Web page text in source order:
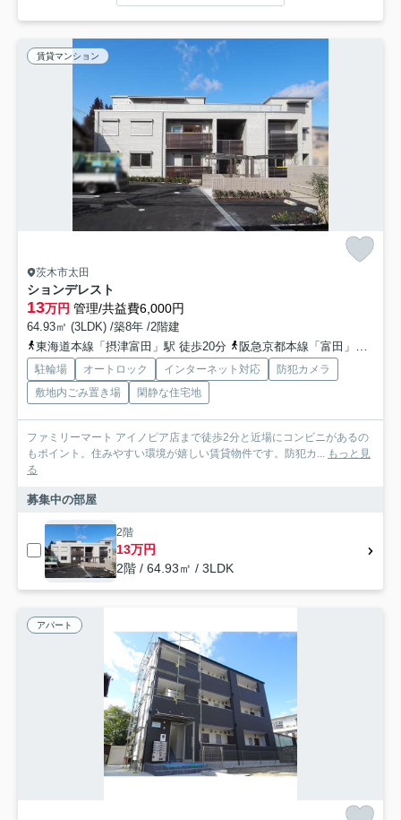
賃貸マンション
茨木市太田
ションデレスト
13万円 管理/共益費6,000円
64.93㎡ (3LDK) /築8年 /2階建
東海道本線「摂津富田」駅 徒歩20分
阪急京都本線「富田」駅 徒歩22分
駐輪場 オートロック インターネット対応
防犯カメラ
敷地内ごみ置き場
閑静な住宅地
ファミリーマート アイノピア店まで徒歩2分と近場にコンビニがあるの
もポイント。住みやすい環境が嬉しい賃貸物件です。防犯カ...
もっと見
る
募集中の部屋
2階
13万円
2階 / 64.93㎡ / 3LDK
アパート